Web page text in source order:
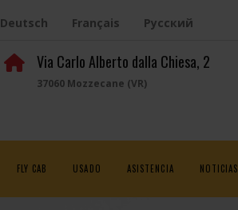
Deutsch Français Русский
Via Carlo Alberto dalla Chiesa, 2
37060 Mozzecane (VR)
FLY CAB USADO ASISTENCIA NOTICIAS